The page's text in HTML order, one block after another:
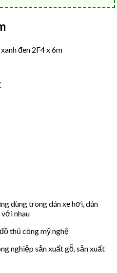
đen 2F4 x 6m
dùng trong dán xe hơi, dán
nhau
thủ công mỹ nghệ
nghiệp sản xuất gỗ, sản xuất